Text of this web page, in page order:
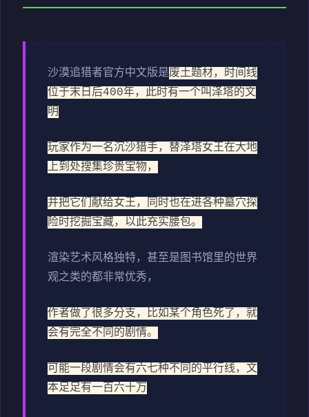
沙漠追猎者官方中文版是废土题材，时间线
位于末日后400年，此时有一个叫泽塔的文
明
玩家作为一名沉沙猎手，替泽塔女王在大地
上到处搜集珍贵宝物，
并把它们献给女王，同时也在进各种墓穴探
险时挖掘宝藏，以此充实腰包。
渲染艺术风格独特，甚至是图书馆里的世界
观之类的都非常优秀，
作者做了很多分支，比如某个角色死了，就
会有完全不同的剧情。
可能一段剧情会有六七种不同的平行线，文
本足足有一百六十万